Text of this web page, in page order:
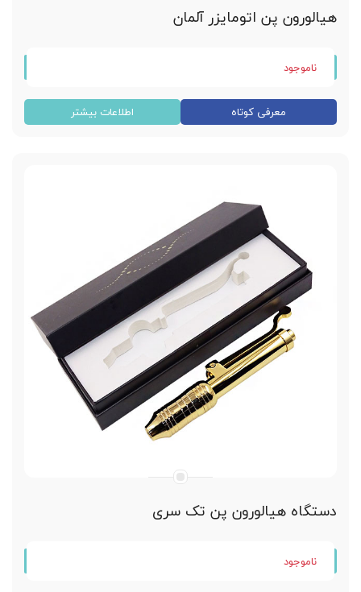
هیالورون پن اتومایزر آلمان
دستگاه هیالورون پن دو کارتریج
قابلیت تنظیم حجم تزریقی
دارای دسته تنظیم فشار تزریق
مقاوم ، با دوام و کارایی بسیار بالا
بدون هیچ گونه عوارض پوستی
غیر تهاجمی و بسیار ایمن
ناموجود
معرفی کوتاه اطلاعات بیشتر
دستگاه هیالورون پن تک سری
ناموجود